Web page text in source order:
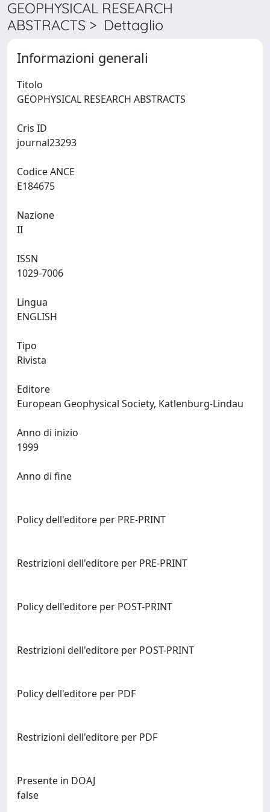
GEOPHYSICAL RESEARCH
ABSTRACTS > Dettaglio
Informazioni generali
Titolo
Cris ID
Codice ANCE
Nazione
ISSN
Lingua
Tipo
Rivista
Editore
Anno di inizio
Anno di fine
Policy dell'editore per PRE-PRINT
Restrizioni dell'editore per PRE-PRINT
Policy dell'editore per POST-PRINT
Restrizioni dell'editore per POST-PRINT
Policy dell'editore per PDF
Restrizioni dell'editore per PDF
Presente in DOAJ